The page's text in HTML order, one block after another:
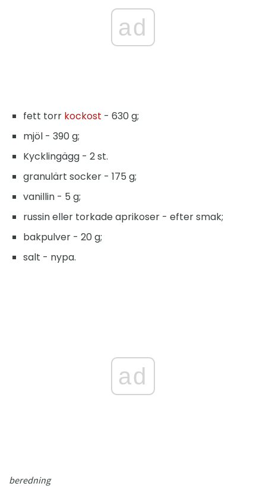
ad
fett torr kockost - 630 g;
mjöl - 390 g;
Kycklingägg - 2 st.
granulärt socker - 175 g;
vanillin - 5 g;
russin eller torkade aprikoser - efter smak;
bakpulver - 20 g;
salt - nypa.
ad
beredning